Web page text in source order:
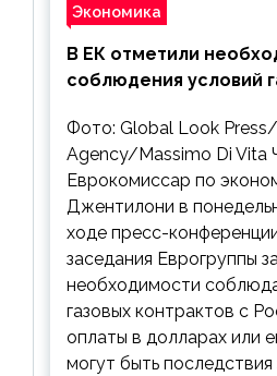
Экономика
В ЕК отметили
соблюдения условий
Фото: Global Look
Agency/Massimo Di Vita
Еврокомиссар по
Джентилони в
ходе пресс-
заседания Еврогруппы
необходимости
газовых контрактов с
оплаты в долларах или
могут быть